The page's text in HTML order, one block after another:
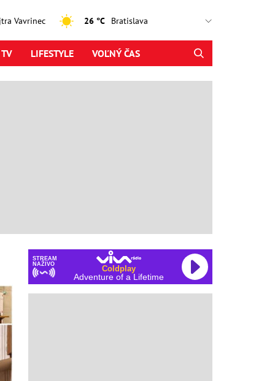
Vavrinec 26 °C
LIFESTYLE VOĽNÝ ČAS
STREAM
NAŽIVO
Coldplay
Adventure of a Lifetime